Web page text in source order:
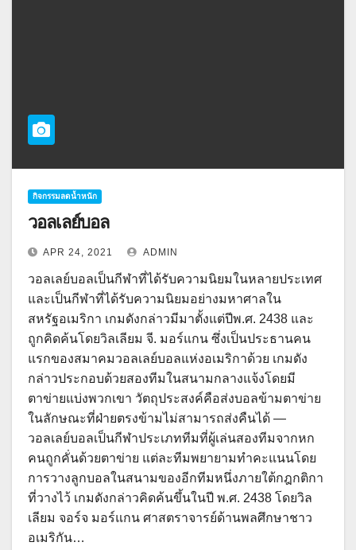
กิจกรรมลดน้ำหนัก
วอลเลย์บอล
APR 24, 2021 ADMIN
วอลเลย์บอลเป็นกีฬาที่ได้รับความนิยมในหลายประเทศ
และเป็นกีฬาที่ได้รับความนิยมอย่างมหาศาลใน
สหรัฐอเมริกา เกมดังกล่าวมีมาตั้งแต่ปีพ.ศ. 2438 และ
ถูกคิดค้นโดยวิลเลียม จี. มอร์แกน ซึ่งเป็นประธานคน
แรกของสมาคมวอลเลย์บอลแห่งอเมริกาด้วย เกมดัง
กล่าวประกอบด้วยสองทีมในสนามกลางแจ้งโดยมี
ตาข่ายแบ่งพวกเขา วัตถุประสงค์คือส่งบอลข้ามตาข่าย
ในลักษณะที่ฝ่ายตรงข้ามไม่สามารถส่งคืนได้ —
วอลเลย์บอลเป็นกีฬาประเภททีมที่ผู้เล่นสองทีมจากหก
คนถูกคั่นด้วยตาข่าย แต่ละทีมพยายามทำคะแนนโดย
การวางลูกบอลในสนามของอีกทีมหนึ่งภายใต้กฎกติกา
ที่วางไว้ เกมดังกล่าวคิดค้นขึ้นในปี พ.ศ. 2438 โดยวิล
เลียม จอร์จ มอร์แกน ศาสตราจารย์ด้านพลศึกษาชาว
อเมริกัน…